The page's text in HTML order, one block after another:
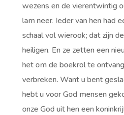
wezens en de vierentwintig
lam neer. Ieder van hen had
schaal vol wierook; dat zijn
heiligen. En ze zetten een
het om de boekrol te
verbreken. Want u bent
hebt u voor God mensen
onze God uit hen een